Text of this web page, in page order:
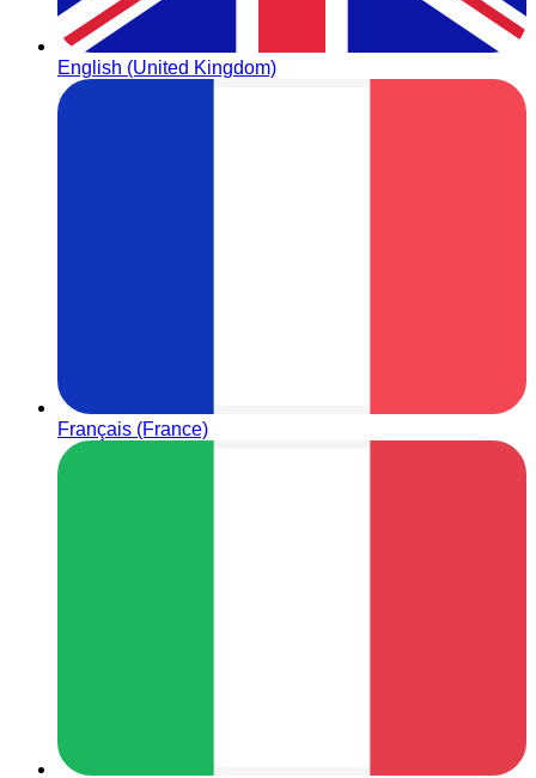
English (United Kingdom)
Français (France)